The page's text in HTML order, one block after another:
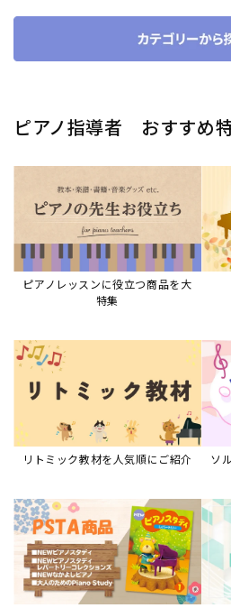
ピアノ指導者 おすすめ
ピアノレッスンに役立つ商品を大
特集
リトミック教材を人気順にご紹介 ソ